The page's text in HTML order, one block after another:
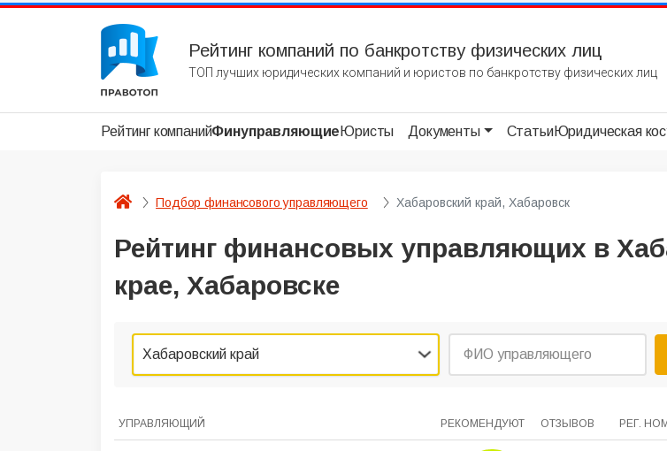
Рейтинг компаний по банкротству физических лиц
ТОП лучших юридических компаний и юристов по банкротству физических лиц
Рейтинг компанийФинуправляющие Юристы Документы СтатьиЮридическая
Подбор финансового управляющего Хабаровский край, Хабаровск
Рейтинг финансовых управляющих в
крае, Хабаровске
Хабаровский край
УПРАВЛЯЮЩИЙ РЕКОМЕНДУЮТ ОТЗЫВОВ РЕГ.